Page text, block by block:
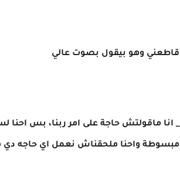
قاطعني وهو بيقول بصوت عالي
_ انا ماقولتش حاجة على امر ربنا، بس احنا
مبسوطة واحنا ملحقناش نعمل اي حاجه